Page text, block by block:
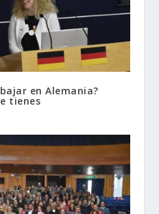
en Alemania?
tienes